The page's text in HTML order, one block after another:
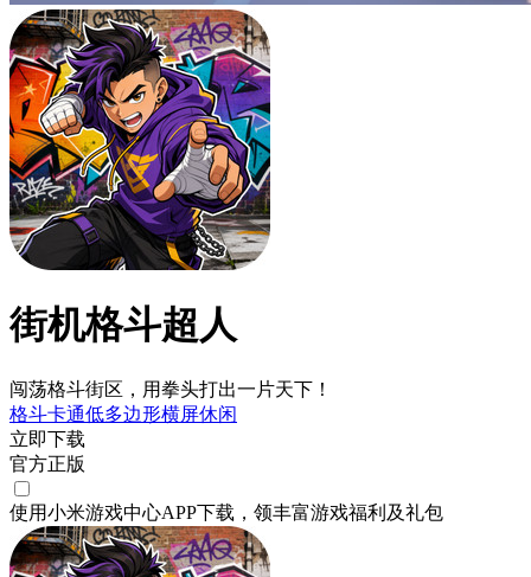
街机格斗超人
闯荡格斗街区，用拳头打出一片天下！
格斗卡通低多边形横屏休闲
立即下载
官方正版
使用小米游戏中心APP下载 ，领丰富游戏福利 及礼包